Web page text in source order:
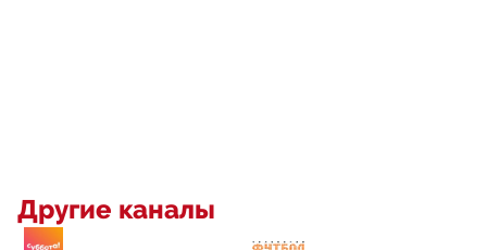
Другие каналы